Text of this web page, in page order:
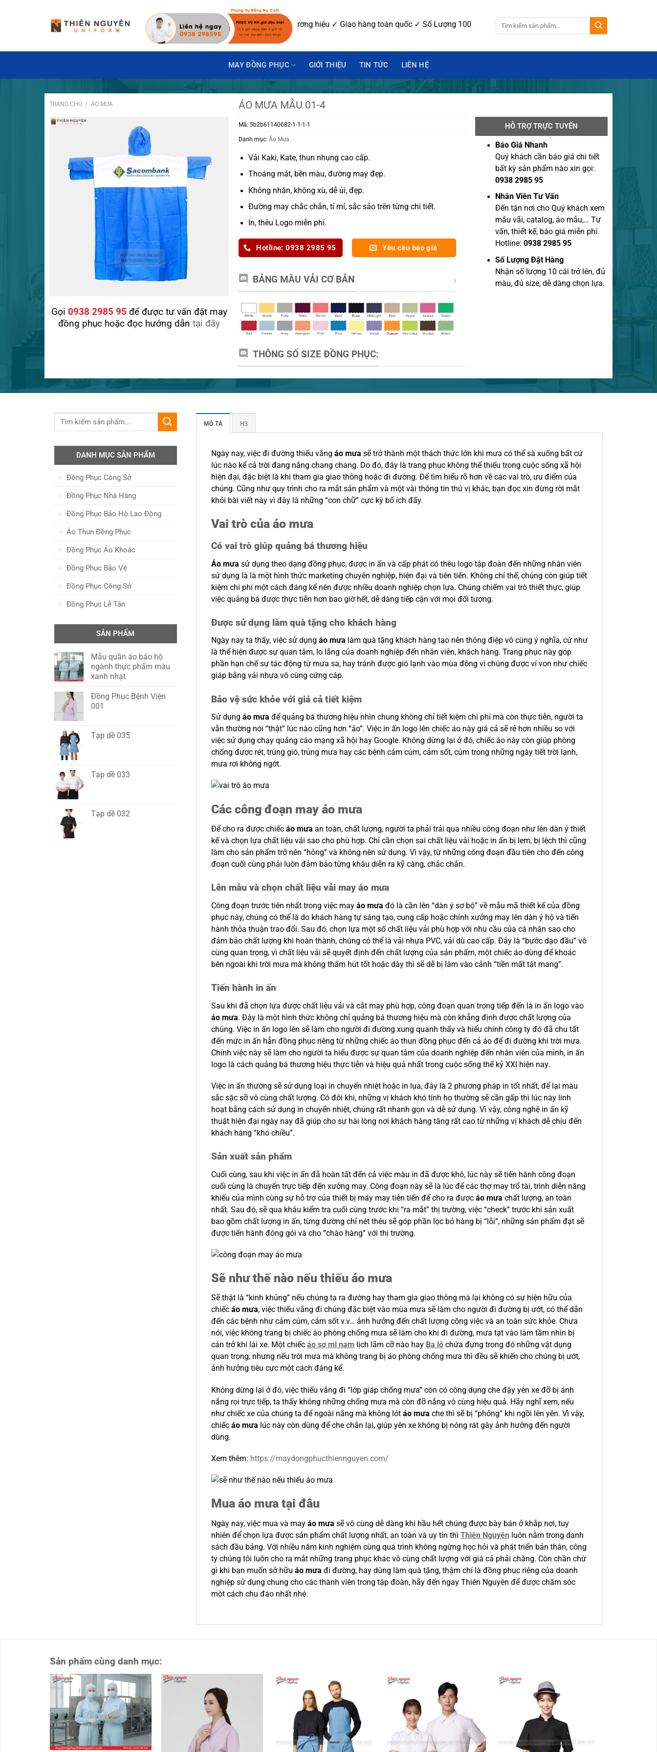
Đặt hàng hôm nay ✓ Miễn phí thiết kế may mẫu ✓ In-Thêu logo thương hiệu ✓ Giao hàng toàn quốc ✓ Số Lượng 100 cái.
MAY ĐỒNG PHỤC GIỚI THIỆU TIN TỨC LIÊN HỆ
TRANG CHỦ / ÁO MƯA ÁO MƯA MẪU 01-4
Gọi 0938 2985 95 để được tư vấn đặt may
đồng phục hoặc đọc hướng dẫn tại đây
Mã: 5b2b61140682-1-1-1-1
Danh mục:Áo Mưa
Vải Kaki, Kate, thun nhung cao cấp.
Thoáng mát, bền màu, đường may đẹp.
Không nhăn, không xù, dễ ủi, đẹp.
Đường may chắc chắn, tỉ mỉ, sắc sảo trên từng chi tiết.
In, thêu Logo miễn phí.
Hotline: 0938 2985 95 Yêu cầu báo giá
BẢNG MÀU VẢI CƠ BẢN
THÔNG SỐ SIZE ĐỒNG PHỤC:
HỖ TRỢ TRỰC TUYẾN
Báo Giá Nhanh
Quý khách cần báo giá chi tiết
bất kỳ sản phẩm nào xin gọi:
0938 2985 95
Nhân Viên Tư Vấn
Đến tận nơi cho Quý khách xem
mẫu vãi, catalog, áo mẫu,… Tư
vấn, thiết kế, báo giá miễn phí.
Hotline: 0938 2985 95
Số Lượng Đặt Hàng
Nhận số lượng 10 cái trở lên, đủ
màu, đủ size, dễ dàng chọn lựa.
DANH MỤC SẢN PHẨM
Đồng Phục Công Sở
Đồng Phục Nhà Hàng
Đồng Phục Bảo Hộ Lao Động
Áo Thun Đồng Phục
Đồng Phục Áo Khoác
Đồng Phục Bảo Vệ
Đồng Phục Công Sở
Đồng Phục Lễ Tân
SẢN PHẨM
Mẫu quần áo bảo hộ
ngành thực phẩm màu
xanh nhạt
Đồng Phục Bệnh Viện
001
Tạp dề 035
Tạp dề 033
Tạp dề 032
MÔ TẢ H3
Ngày nay, việc đi đường thiếu vắngáo mưasẽ trở thành một thách thức lớn khi mưa có thể sà xuống bất cứ
lúc nào kể cả trời đang nắng chang chang. Do đó, đây là trang phục không thể thiếu trong cuộc sống xã hội
hiện đại, đặc biệt là khi tham gia giao thông hoặc đi đường. Để tìm hiểu rõ hơn về các vai trò, ưu điểm của
chúng. Cũng như quy trình cho ra mắt sản phẩm và một vài thông tin thú vị khác, bạn đọc xin đừng rời mắt
khỏi bài viết này vì đây là những “con chữ” cực kỳ bổ ích đấy.
Vai trò của áo mưa
Có vai trò giúp quảng bá thương hiệu
Áo mưasử dụng theo dạng đồng phục, được in ấn và cấp phát có thêu logo tập đoàn đến những nhân viên
sử dụng là là một hình thức marketing chuyên nghiệp, hiện đại và tiên tiến. Không chỉ thế, chúng còn giúp tiết
kiệm chi phí một cách đáng kể nên được nhiều doanh nghiệp chọn lựa. Chúng chiếm vai trò thiết thực, giúp
việc quảng bá được thực tiễn hơn bao giờ hết, dễ dàng tiếp cận với mọi đối tượng.
Được sử dụng làm quà tặng cho khách hàng
Ngày nay ta thấy, việc sử dụngáo mưa làm quà tặng khách hàng tạo nên thông điệp vô cùng ý nghĩa, cứ như
là thể hiện được sự quan tâm, lo lắng của doanh nghiệp đến nhân viên, khách hàng. Trang phục này góp
phần hạn chế sự tác động từ mưa sa, hay tránh được gió lạnh vào mùa đông vì chúng được ví von như chiếc
giáp bằng vải nhựa vô cùng cứng cáp.
Bảo vệ sức khỏe với giá cả tiết kiệm
Sử dụngáo mưađể quảng bá thương hiệu nhìn chung không chỉ tiết kiệm chi phí mà còn thực tiễn, người ta
vẫn thường nói “thật” lúc nào cũng hơn “ảo”. Việc in ấn logo lên chiếc áo này giá cả sẽ rẻ hơn nhiều so với
việc sử dụng chạy quảng cáo mạng xã hội hay Google. Không dừng lại ở đó, chiếc áo này còn giúp phòng
chống được rét, trúng gió, trúng mưa hay các bệnh cảm cúm, cảm sốt, cúm trong những ngày tiết trời lạnh,
mưa rơi không ngớt.
Các công đoạn may áo mưa
Để cho ra được chiếcáo mưaan toàn, chất lượng, người ta phải trải qua nhiều công đoạn như lên dàn ý thiết
kế và chọn lựa chất liệu vải sao cho phù hợp. Chỉ cần chọn sai chất liệu vải hoặc in ấn bị lem, bị lệch thì cũng
làm cho sản phẩm trở nên “hỏng” và không nên sử dụng. Vì vậy, từ những công đoạn đầu tiên cho đến công
đoạn cuối cùng phải luôn đảm bảo từng khâu diễn ra kỹ càng, chắc chắn.
Lên mẫu và chọn chất liệu vải may áo mưa
Công đoạn trước tiên nhất trong việc mayáo mưađó là cần lên “dàn ý sơ bộ” về mẫu mã thiết kế của đồng
phục này, chúng có thể là do khách hàng tự sáng tạo, cung cấp hoặc chính xưởng may lên dàn ý hộ và tiến
hành thỏa thuận trao đổi. Sau đó, chọn lựa một số chất liệu vải phù hợp với nhu cầu của cá nhân sao cho
đảm bảo chất lượng khi hoàn thành, chúng có thể là vải nhựa PVC, vải dù cao cấp. Đây là “bước dạo đầu” vô
cùng quan trọng, vì chất liệu vải sẽ quyết định đến chất lượng của sản phẩm, một chiếc áo dùng để khoác
bên ngoài khi trời mưa mà không thấm hút tốt hoặc dày thì sẽ dễ bị lâm vào cảnh “tiền mất tật mang”.
Tiến hành in ấn
Sau khi đã chọn lựa được chất liệu vải và cắt may phù hợp, công đoạn quan trọng tiếp đến là in ấn logo vào
áo mưa. Đây là một hình thức không chỉ quảng bá thương hiệu mà còn khẳng định được chất lượng của
chúng. Việc in ấn logo lên sẽ làm cho người đi đường xung quanh thấy và hiểu chính công ty đó đã chu tất
đến mức in ấn hẳn đồng phục riêng từ những chiếc áo thun đồng phục đến cả áo để đi đường khi trời mưa.
Chính việc này sẽ làm cho người ta hiểu được sự quan tâm của doanh nghiệp đến nhân viên của mình, in ấn
logo là cách quảng bá thương hiệu thực tiễn và hiệu quả nhất trong cuộc sống thế kỷ XXI hiện nay.
Việc in ấn thường sẽ sử dụng loại in chuyển nhiệt hoặc in lụa, đây là 2 phương pháp in tốt nhất, để lại màu
sắc sặc sỡ vô cùng chất lượng. Có đôi khi, những vị khách khó tính họ thường sẽ cần gấp thì lúc này linh
hoạt bằng cách sử dụng in chuyển nhiệt, chúng rất nhanh gọn và dễ sử dụng. Vì vậy, công nghệ in ấn kỹ
thuật hiện đại ngày nay đã giúp cho sự hài lòng nơi khách hàng tăng rất cao từ những vị khách dễ chịu đến
khách hàng “khó chiều”.
Sản xuất sản phẩm
Cuối cùng, sau khi việc in ấn đã hoàn tất đến cả việc màu in đã được khô, lúc này sẽ tiến hành công đoạn
cuối cùng là chuyển trực tiếp đến xưởng may. Công đoạn này sẽ là lúc để các thợ may trổ tài, trình diễn năng
khiếu của mình cùng sự hỗ trợ của thiết bị máy may tiên tiến để cho ra đượcáo mưachất lượng, an toàn
nhất. Sau đó, sẽ qua khâu kiểm tra cuối cùng trước khi “ra mắt” thị trường, việc “check” trước khi sản xuất
bao gồm chất lượng in ấn, từng đường chỉ nét thêu sẽ góp phần lọc bỏ hàng bị “lỗi”, những sản phẩm đạt sẽ
được tiến hành đóng gói và cho “chào hàng” với thị trường.
Sẽ như thế nào nếu thiếu áo mưa
Sẽ thật là “kinh khủng” nếu chúng ta ra đường hay tham gia giao thông mà lại không có sự hiện hữu của
chiếcáo mưa, việc thiếu vắng đi chúng đặc biệt vào mùa mưa sẽ làm cho người đi đường bị ướt, có thể dẫn
đến các bệnh như cảm cúm, cảm sốt v.v… ảnh hưởng đến chất lượng công việc và an toàn sức khỏe. Chưa
nói, việc không trang bị chiếc áo phòng chống mưa sẽ làm cho khi đi đường, mưa tạt vào làm tầm nhìn bị
cản trở khi lái xe. Một chiếcáo sơ mi nam lịch lãm cỡ nào hay Ba lô chứa đựng trong đó những vật dụng
quan trọng, nhưng nếu trời mưa mà không trang bị áo phòng chống mưa thì đều sẽ khiến cho chúng bị ướt,
ảnh hưởng tiêu cực một cách đáng kể.
Không dừng lại ở đó, việc thiếu vắng đi “lớp giáp chống mưa” còn có công dụng che đậy yên xe đỡ bị ánh
nắng rọi trực tiếp, ta thấy không những chống mưa mà còn đỡ nắng vô cùng hiệu quả. Hãy nghĩ xem, nếu
như chiếc xe của chúng ta để ngoài nắng mà không lótáo mưache thì sẽ bị “phỏng” khi ngồi lên yên. Vì vậy,
chiếcáo mưa lúc này còn dùng để che chắn lại, giúp yên xe không bị nóng rát gây ảnh hưởng đến người
dùng.
Xem thêm: https://maydongphucthiennguyen.com/
Mua áo mưa tại đâu
Ngày nay, việc mua và mayáo mưasẽ vô cùng dễ dàng khi hầu hết chúng được bày bán ở khắp nơi, tuy
nhiên để chọn lựa được sản phẩm chất lượng nhất, an toàn và uy tín thìThiên Nguyên luôn nằm trong danh
sách đầu bảng. Với nhiều năm kinh nghiệm cùng quá trình không ngừng học hỏi và phát triển bản thân, công
ty chúng tôi luôn cho ra mắt những trang phục khác vô cùng chất lượng với giá cả phải chăng. Còn chần chừ
gì khi bạn muốn sở hữuáo mưađi đường, hay dùng làm quà tặng, thậm chí là đồng phục riêng của doanh
nghiệp sử dụng chung cho các thành viên trong tập đoàn, hãy đến ngay Thiên Nguyên để được chăm sóc
một cách chu đáo nhất nhé.
Sản phẩm cùng danh mục: